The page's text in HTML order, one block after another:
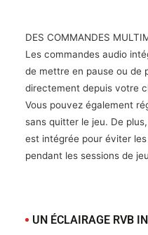
DES COMMANDES
Les commandes audio
de mettre en pause ou de
directement depuis votre
Vous pouvez également
sans quitter le jeu. De
est intégrée pour éviter
pendant les sessions de
UN ÉCLAIRAGE RVB